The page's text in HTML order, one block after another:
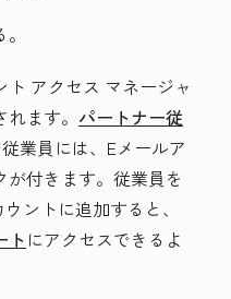
アクセス マネージャ
ます。 パートナー従
業員には、Eメールア
が付きます。従業員を
ントに追加すると、
ト にアクセスできるよ